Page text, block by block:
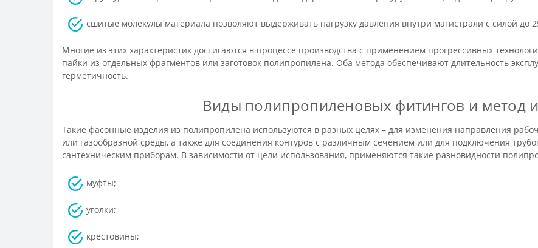
сшитые молекулы материала позволяют выдерживать нагрузку давления внутри магистрали с силой до
Многие из этих характеристик достигаются в процессе производства с применением прогрессивных
пайки из отдельных фрагментов или заготовок полипропилена. Оба метода обеспечивают длительность
герметичность.
Виды полипропиленовых фитингов и метод
Такие фасонные изделия из полипропилена используются в разных целях – для изменения направления
или газообразной среды, а также для соединения контуров с различным сечением или для подключения
сантехническим приборам. В зависимости от цели использования, применяются такие разновидности
муфты;
уголки;
крестовины;